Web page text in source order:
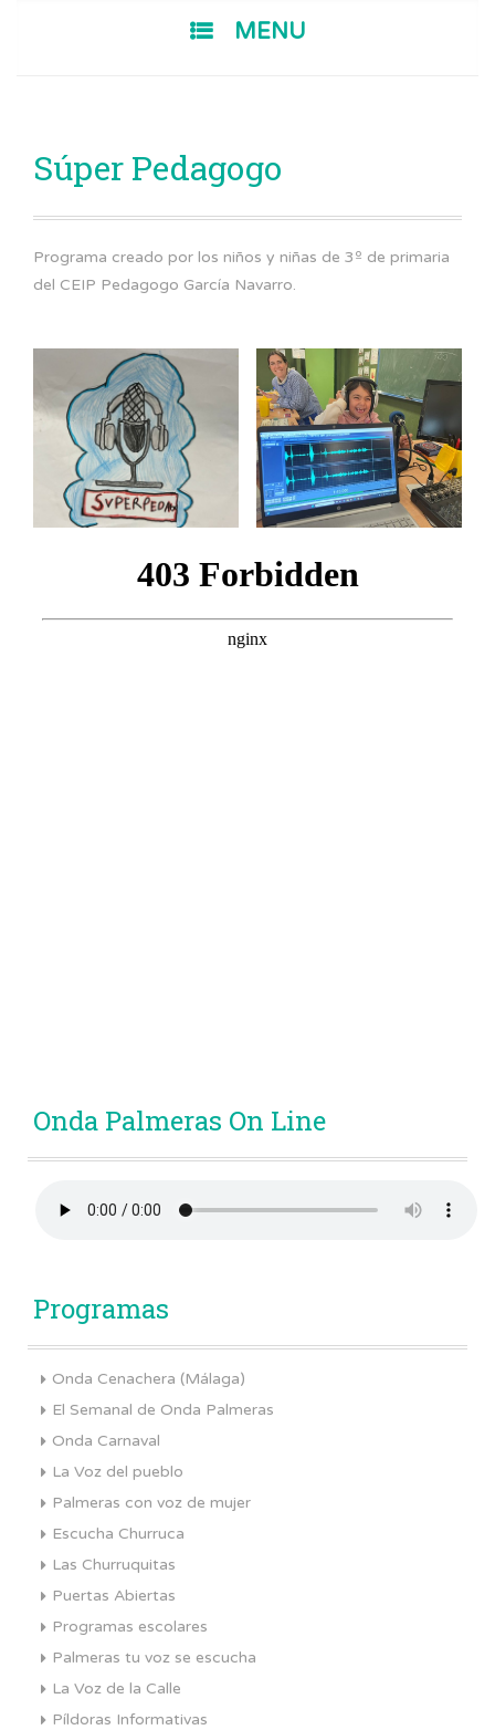
MENU
Súper Pedagogo
Programa creado por los niños y niñas de 3º de primaria
del CEIP Pedagogo García Navarro.
Onda Palmeras On Line
Programas
Onda Cenachera (Málaga)
El Semanal de Onda Palmeras
Onda Carnaval
La Voz del pueblo
Palmeras con voz de mujer
Escucha Churruca
Las Churruquitas
Puertas Abiertas
Programas escolares
Palmeras tu voz se escucha
La Voz de la Calle
Píldoras Informativas